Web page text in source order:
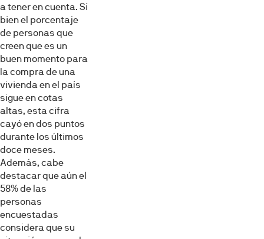
a tener en cuenta. Si
bien el porcentaje
de personas que
creen que es un
buen momento para
la compra de una
vivienda en el país
sigue en cotas
altas, esta cifra
cayó en dos puntos
durante los últimos
doce meses.
Además, cabe
destacar que aún el
58% de las
personas
encuestadas
considera que su